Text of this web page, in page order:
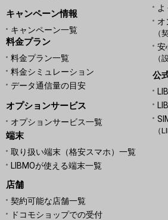
キャンペーン情報
キャンペーン一覧
料金プラン
料金プラン一覧
料金シミュレーション
データ通信量の目安
オプションサービス
オプションサービス一覧
端末
取り扱い端末（格安スマホ）一覧
LIBMOが使える端末一覧
店舗
契約可能な店舗一覧
ドコモショップでの受付
よ
オ
（
安
（
公
（